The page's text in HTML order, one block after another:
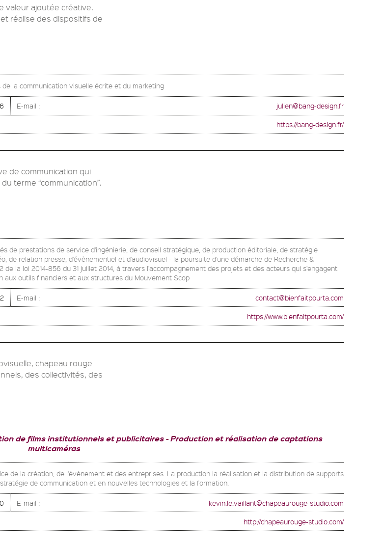
valeur ajoutée créative.
et réalise des dispositifs de
la communication visuelle écrite et du marketing
E-mail : julien@bang-design.fr
https://bang-design.fr/
de communication qui
terme “communication”.
de prestations de service d'ingénierie, de conseil stratégique, de production éditoriale, de stratégie
de relation presse, d'évènementiel et d'audiovisuel - la poursuite d'une démarche de Recherche &
la loi 2014-856 du 31 juillet 2014, à travers l'accompagnement des projets et des acteurs qui s'engagent
outils financiers et aux structures du Mouvement Scop
E-mail : contact@bienfaitpourta.com
https://www.bienfaitpourta.com/
chapeau rouge
des collectivités, des
de films institutionnels et publicitaires Production et réalisation de captations
multicaméras
de la création, de l'évènement et des entreprises. La production la réalisation et la distribution de supports
de communication et en nouvelles technologies et la formation.
E-mail : kevin.le.vaillant@chapeaurouge-studio.com
http://chapeaurouge-studio.com/